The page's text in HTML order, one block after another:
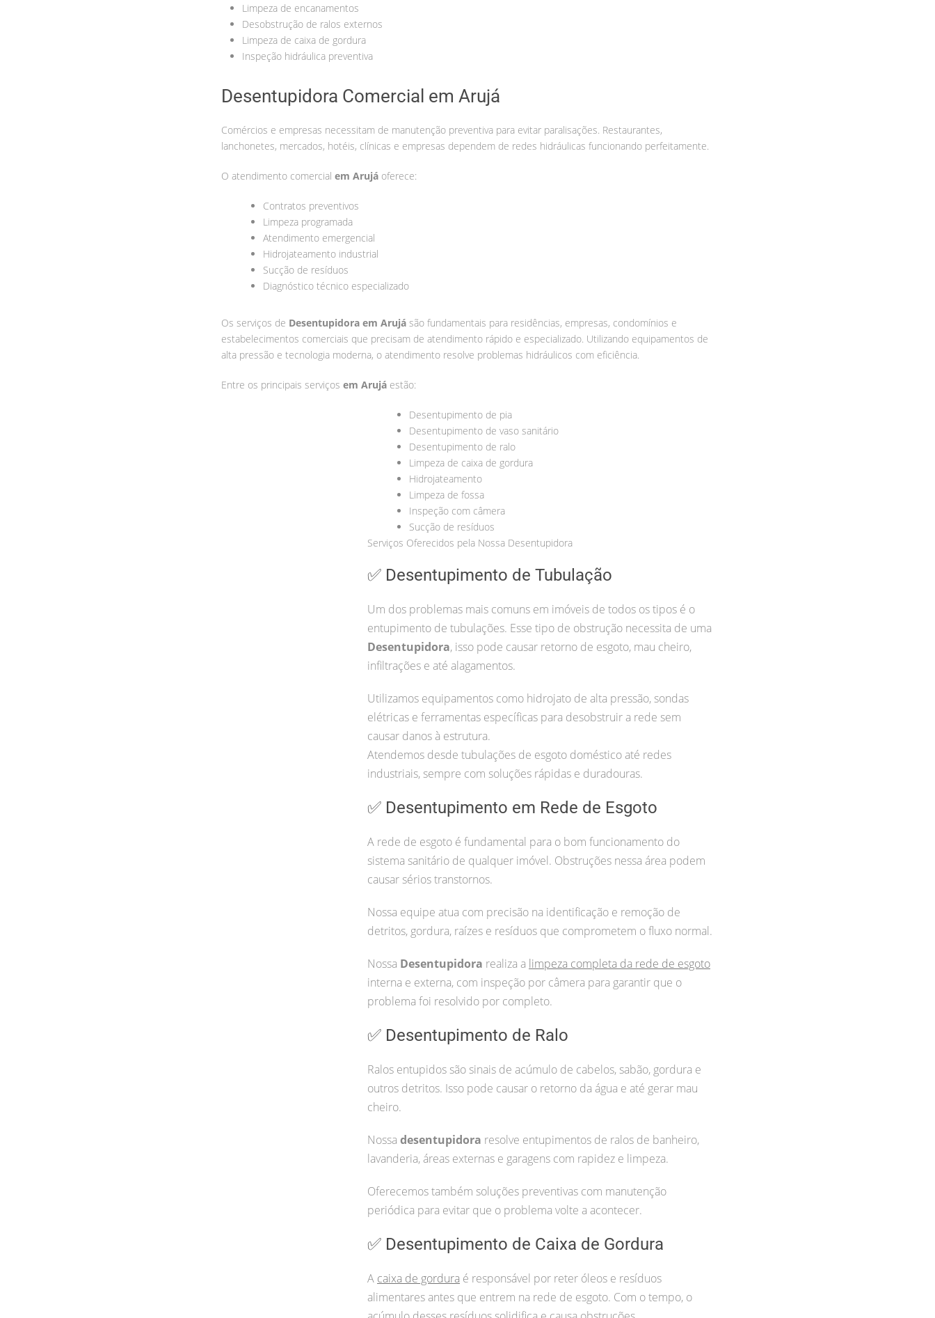
Limpeza de encanamentos
Desobstrução de ralos externos
Limpeza de caixa de gordura
Inspeção hidráulica preventiva
Desentupidora Comercial em Arujá
Comércios e empresas necessitam de manutenção preventiva para evitar paralisações. Restaurantes,
lanchonetes, mercados, hotéis, clínicas e empresas dependem de redes hidráulicas funcionando perfeitamente.
O atendimento comercial em Arujá oferece:
Contratos preventivos
Limpeza programada
Atendimento emergencial
Hidrojateamento industrial
Sucção de resíduos
Diagnóstico técnico especializado
Os serviços de Desentupidora em Arujá são fundamentais para residências, empresas, condomínios e
estabelecimentos comerciais que precisam de atendimento rápido e especializado. Utilizando equipamentos de
alta pressão e tecnologia moderna, o atendimento resolve problemas hidráulicos com eficiência.
Entre os principais serviços em Arujá estão:
Desentupimento de pia
Desentupimento de vaso sanitário
Desentupimento de ralo
Limpeza de caixa de gordura
Hidrojateamento
Limpeza de fossa
Inspeção com câmera
Sucção de resíduos
Serviços Oferecidos pela Nossa Desentupidora
✅ Desentupimento de Tubulação
Um dos problemas mais comuns em imóveis de todos os tipos é o
entupimento de tubulações. Esse tipo de obstrução necessita de uma
Desentupidora, isso pode causar retorno de esgoto, mau cheiro,
infiltrações e até alagamentos.
Utilizamos equipamentos como hidrojato de alta pressão, sondas
elétricas e ferramentas específicas para desobstruir a rede sem
causar danos à estrutura.
Atendemos desde tubulações de esgoto doméstico até redes
industriais, sempre com soluções rápidas e duradouras.
✅ Desentupimento em Rede de Esgoto
A rede de esgoto é fundamental para o bom funcionamento do
sistema sanitário de qualquer imóvel. Obstruções nessa área podem
causar sérios transtornos.
Nossa equipe atua com precisão na identificação e remoção de
detritos, gordura, raízes e resíduos que comprometem o fluxo normal.
Nossa Desentupidora realiza a limpeza completa da rede de esgoto
interna e externa, com inspeção por câmera para garantir que o
problema foi resolvido por completo.
✅ Desentupimento de Ralo
Ralos entupidos são sinais de acúmulo de cabelos, sabão, gordura e
outros detritos. Isso pode causar o retorno da água e até gerar mau
cheiro.
Nossa desentupidora resolve entupimentos de ralos de banheiro,
lavanderia, áreas externas e garagens com rapidez e limpeza.
Oferecemos também soluções preventivas com manutenção
periódica para evitar que o problema volte a acontecer.
✅ Desentupimento de Caixa de Gordura
A caixa de gordura é responsável por reter óleos e resíduos
alimentares antes que entrem na rede de esgoto. Com o tempo, o